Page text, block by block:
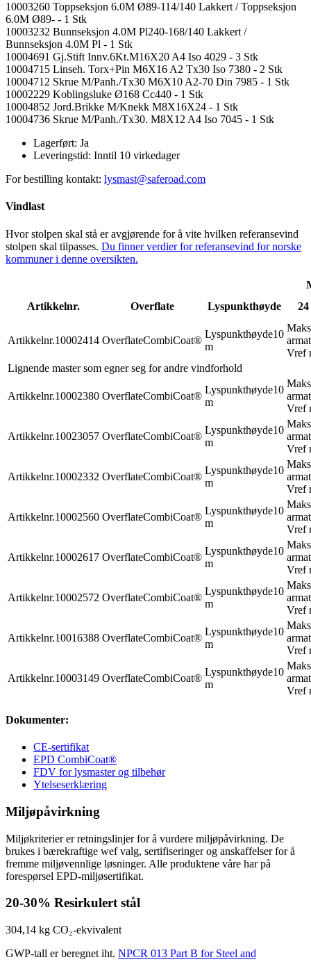
10003260 Toppseksjon 6.0M Ø89-114/140 Lakkert / Toppseksjon
6.0M Ø89- - 1 Stk
10003232 Bunnseksjon 4.0M Pl240-168/140 Lakkert /
Bunnseksjon 4.0M Pl - 1 Stk
10004691 Gj.Stift Innv.6Kt.M16X20 A4 Iso 4029 - 3 Stk
10004715 Linseh. Torx+Pin M6X16 A2 Tx30 Iso 7380 - 2 Stk
10004712 Skrue M/Panh./Tx30 M6X10 A2-70 Din 7985 - 1 Stk
10002229 Koblingsluke Ø168 Cc440 - 1 Stk
10004852 Jord.Brikke M/Knekk M8X16X24 - 1 Stk
10004736 Skrue M/Panh./Tx30. M8X12 A4 Iso 7045 - 1 Stk
Lagerført: Ja
Leveringstid: Inntil 10 virkedager
For bestilling kontakt: lysmast@saferoad.com
Vindlast
Hvor stolpen skal stå er avgjørende for å vite hvilken referansevind
stolpen skal tilpasses. Du finner verdier for referansevind for norske
kommuner i denne oversikten.
Artikkelnr.
Overflate Lyspunkthøyde 24
Artikkelnr.10002414 OverflateCombiCoat®
Lyspunkthøyde10
m
Maks
Vref
Lignende master som egner seg for andre vindforhold
Artikkelnr.10002380 OverflateCombiCoat®
Lyspunkthøyde10
m
Maks
Vref
Artikkelnr.10023057 OverflateCombiCoat®
Lyspunkthøyde10
m
Maks
Vref
Artikkelnr.10002332 OverflateCombiCoat®
Lyspunkthøyde10
m
Maks
Vref
Artikkelnr.10002560 OverflateCombiCoat®
Lyspunkthøyde10
m
Maks
Vref
Artikkelnr.10002617 OverflateCombiCoat®
Lyspunkthøyde10
m
Maks
Vref
Artikkelnr.10002572 OverflateCombiCoat®
Lyspunkthøyde10
m
Maks
Vref
Artikkelnr.10016388 OverflateCombiCoat®
Lyspunkthøyde10
m
Maks
Vref
Artikkelnr.10003149 OverflateCombiCoat®
Lyspunkthøyde10
m
Maks
Vref
Dokumenter:
CE-sertifikat
EPD CombiCoat®
FDV for lysmaster og tilbehør
Ytelseserklæring
Miljøpåvirkning
Miljøkriterier er retningslinjer for å vurdere miljøpåvirkning. De
brukes i bærekraftige wef valg, sertifiseringer og anskaffelser for å
fremme miljøvennlige løsninger. Alle produktene våre har på
forespørsel EPD-miljøsertifikat.
20-30% Resirkulert stål
304,14 kg CO₂-ekvivalent
GWP-tall er beregnet iht. NPCR 013 Part B for Steel and